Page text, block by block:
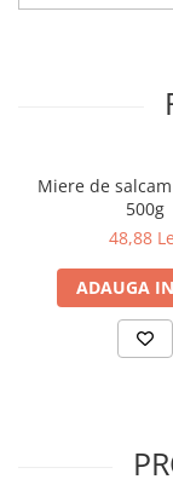
Te ajuta sa fii intr-
Poti alege sa faci
Vei avea fiecare
fiecare miscare si
Miere de
500g
48,88
ADAUGA